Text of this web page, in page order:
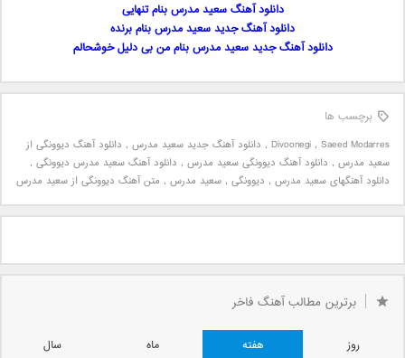
دانلود آهنگ سعید مدرس بنام تنهایی
دانلود آهنگ جدید سعید مدرس بنام برنده
دانلود آهنگ جدید سعید مدرس بنام من بی دلیل خوشحالم
برچسب ها
Divoonegi , Saeed Modarres
, دانلود آهنگ جدید سعید مدرس , دانلود آهنگ دیوونگی از
سعید مدرس , دانلود آهنگ دیوونگی سعید مدرس , دانلود آهنگ سعید مدرس دیوونگی ,
دانلود آهنگهای سعید مدرس , دیوونگی , سعید مدرس , متن آهنگ دیوونگی از سعید مدرس
برترین مطالب آهنگ فاخر
روز هفته ماه
سال